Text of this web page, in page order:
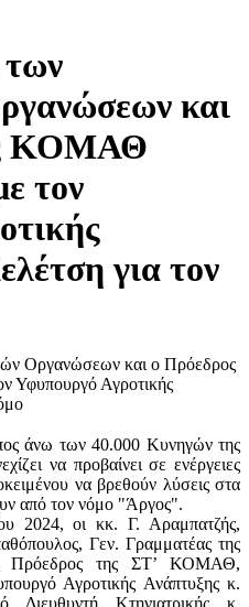
των
και
ΚΟΜΑΘ
τον
για τον
άνω των 40.000 Κυνηγών της
να προβαίνει σε ενέργειες
να βρεθούν λύσεις στα
από τον νόμο "Άργος".
2024, οι κκ. Γ. Αραμπατζής,
Γεν. Γραμματέας της
Πρόεδρος της ΣΤ’ ΚΟΜΑΘ,
Αγροτικής Ανάπτυξης κ.
Κτηνιατρικής κ.